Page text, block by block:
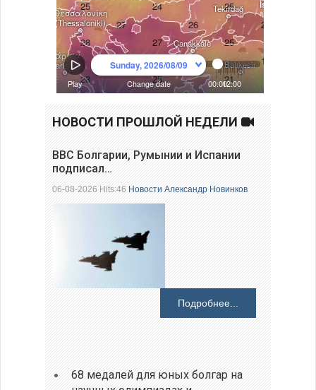
НОВОСТИ ПРОШЛОЙ НЕДЕЛИ
ВВС Болгарии, Румынии и Испании
подписал…
06-08-2026 Hits:46Новости Александр Новинков
Подробнее...
68 медалей для юных болгар на